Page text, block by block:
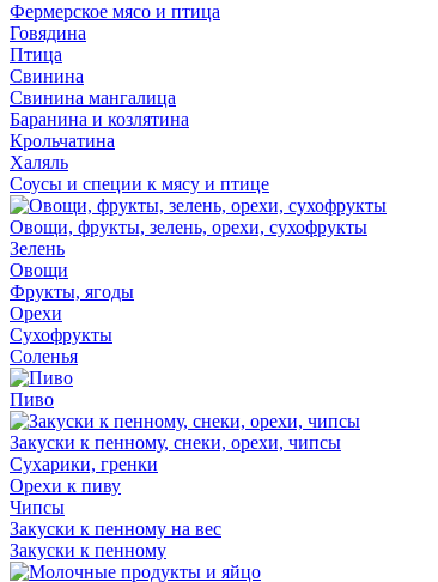
Фермерское мясо и птица
Говядина
Птица
Свинина
Свинина мангалица
Баранина и козлятина
Крольчатина
Халяль
Соусы и специи к мясу и птице
Овощи, фрукты, зелень, орехи, сухофрукты
Зелень
Овощи
Фрукты, ягоды
Орехи
Сухофрукты
Соленья
Пиво
Закуски к пенному, снеки, орехи, чипсы
Сухарики, гренки
Орехи к пиву
Чипсы
Закуски к пенному на вес
Закуски к пенному